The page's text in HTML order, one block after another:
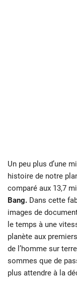
Un peu plus d’une
histoire de notre
comparé aux 13,7
Bang. Dans cette
images de
le temps à une
planète aux
de l’homme sur
sommes que de
plus attendre à la